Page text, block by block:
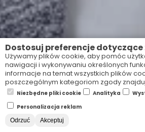
Dostosuj preferencje dotyczące
Używamy plików cookie, aby pomóc
nawigacji i wykonywaniu określonych
informacje na temat wszystkich plików
poszczególnym kategoriom zgody
Niezbędne pliki cookie Analityka
Personalizacja reklam
Odrzuć Akceptuj